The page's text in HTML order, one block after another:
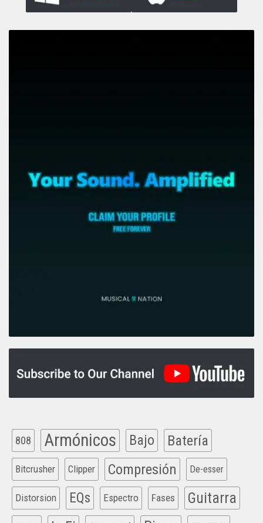
808 Armónicos Bajo Batería
Bitcrusher Clipper Compresión De-esser
Distorsion EQs Espectro Fases Guitarra